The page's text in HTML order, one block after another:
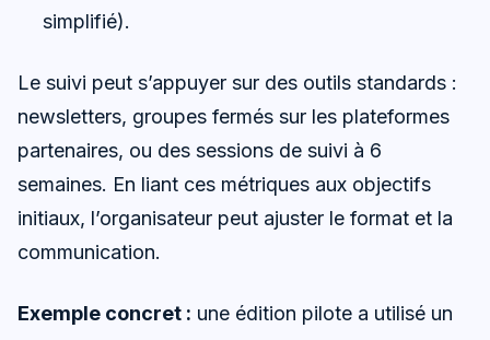
simplifié).
Le suivi peut s’appuyer sur des outils standards :
newsletters, groupes fermés sur les plateformes
partenaires, ou des sessions de suivi à 6
semaines. En liant ces métriques aux objectifs
initiaux, l’organisateur peut ajuster le format et la
communication.
Exemple concret : une édition pilote a utilisé un